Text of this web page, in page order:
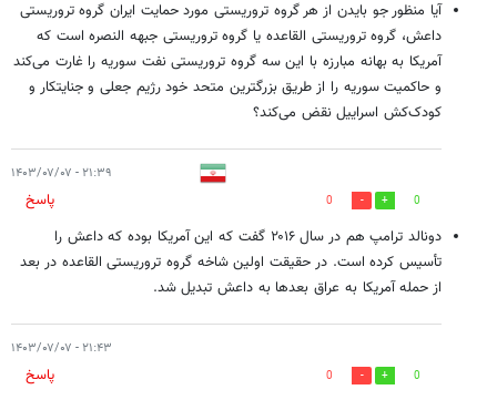
آیا منظور جو بایدن از هر گروه تروریستی مورد حمایت ایران گروه تروریستی
داعش، گروه تروریستی القاعده یا گروه تروریستی جبهه النصره است که
آمریکا به بهانه مبارزه با این سه گروه تروریستی نفت سوریه را غارت می‌کند
و حاکمیت سوریه را از طریق بزرگترین متحد خود رژیم جعلی و جنایتکار و
کودک‌کش اسراییل نقض می‌کند؟
۲۱:۳۹ - ۱۴۰۳/۰۷/۰۷
0
0
پاسخ
دونالد ترامپ هم در سال ۲۰۱۶ گفت که این آمریکا بوده که داعش را
تأسیس کرده است. در حقیقت اولین شاخه گروه تروریستی القاعده در بعد
از حمله آمریکا به عراق بعدها به داعش تبدیل شد.
۲۱:۴۳ - ۱۴۰۳/۰۷/۰۷
0
0
پاسخ